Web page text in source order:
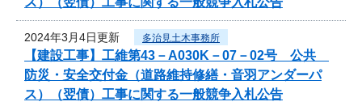
2024年3月4日更新 多治見土木事務所
【建設工事】工維第43－A030K－07－02号 公共
防災・安全交付金（道路維持修繕・音羽アンダーパ
ス）（翌債）工事に関する一般競争入札公告